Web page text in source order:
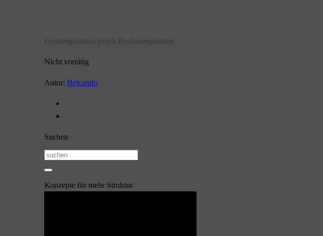
Leistungsdatum gleich Rechnungsdatum
Nicht vorrätig
Autor: Belcando
Suchen
Suchen
nach:
Konzepte für mehr Struktur